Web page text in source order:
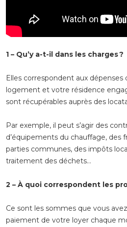
1 – Qu’y a-t-il dans les charges ?
Elles correspondent aux dépenses
logement et votre résidence
sont récupérables auprès des
Par exemple, il peut s’agir des
d’équipements du chauffage, des
parties communes, des impôts
traitement des déchets…
2 – À quoi correspondent les
Ce sont les sommes que vous
paiement de votre loyer chaque